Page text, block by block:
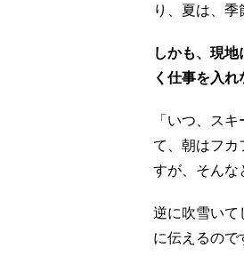
り、夏は、季
しかも、現
く仕事を入れ
「いつ、ス
て、朝はフカ
すが、そんな
逆に吹雪いて
に伝えるので